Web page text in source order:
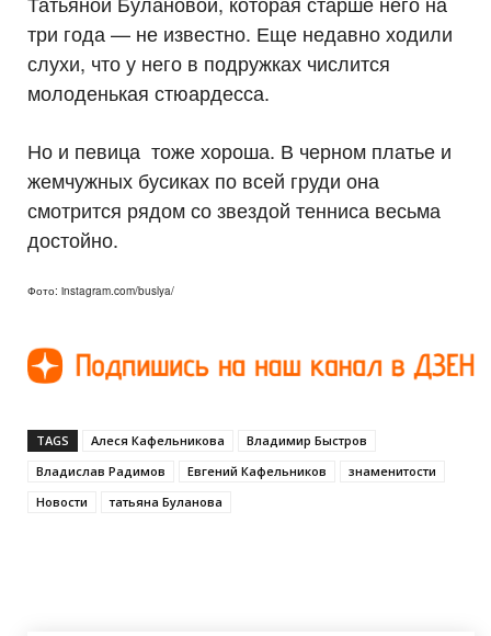
три года — не известно. Еще недавно ходили
слухи, что у него в подружках числится
молоденькая стюардесса.
Но и певица тоже хороша. В черном платье и
жемчужных бусиках по всей груди она
смотрится рядом со звездой тенниса весьма
достойно.
Фото: instagram.com/buslya/
TAGS Алеся Кафельникова
Владимир Быстров
Владислав Радимов
Евгений Кафельников
знаменитости
Новости
татьяна Буланова